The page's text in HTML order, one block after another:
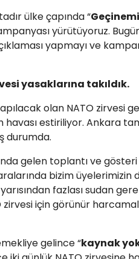
ülke çapında “
yürütüyoruz.
yapmayı ve
yasaklarına takıldık.
olan NATO zirvesi
havası estiriliyor. Ankara
durumda.
gelen toplantı ve
bizim üyelerimizin
yarısından fazlası sudan
için görünür
gelince “kaynak